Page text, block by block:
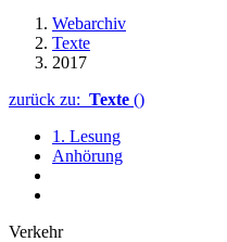
Webarchiv
Texte
2017
zurück zu: Texte ()
1. Lesung
Anhörung
Verkehr